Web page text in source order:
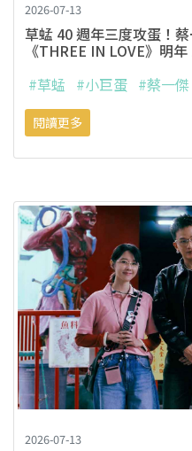
2026-07-13
草蜢 40 週年三度攻蛋！
《THREE IN LOVE》明
#草蜢 #小巨蛋 #蔡一傑
閱讀更多
2026-07-13